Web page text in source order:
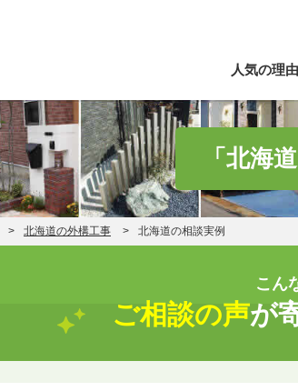
人気の理由
「北海
北海道の外構工事 北海道の相談実例
こん
ご相談の声が